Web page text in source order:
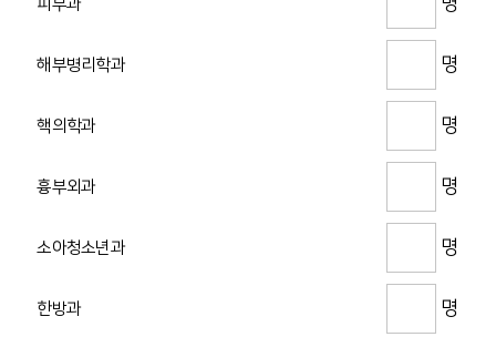
해부병리학과 명
핵의학과 명
흉부외과 명
소아청소년과 명
한방과 명